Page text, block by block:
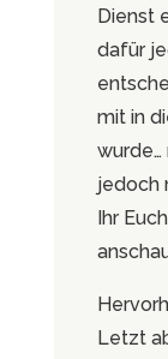
Dienst
dafür
mit in
wurde…
jedoch
Ihr
Letzt